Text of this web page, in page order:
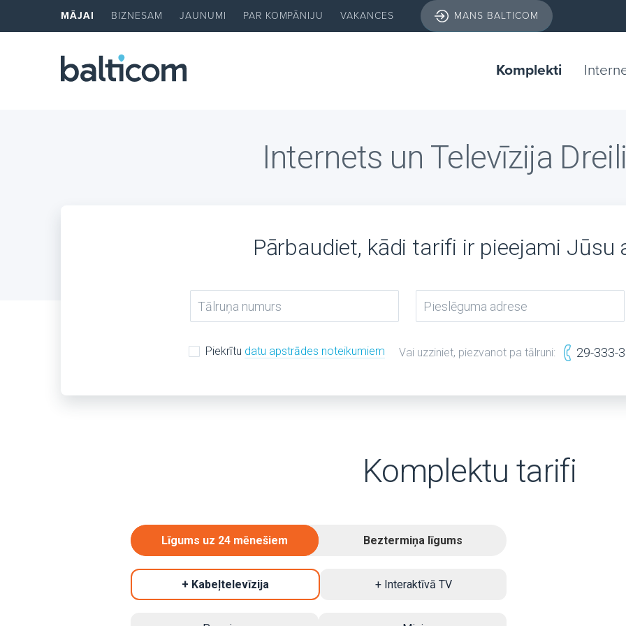
MĀJAI BIZNESAM JAUNUMI PAR KOMPĀNIJU VAKANCES MANS BALTICOM
Komplekti
Internets un Televīzija
Pārbaudiet, kādi tarifi ir pieejami Jūsu
Piekrītu datu apstrādes noteikumiem Vai uzziniet, piezvanot pa tālruni: 29-333-
Komplektu tarifi
Līgums uz 24 mēnešiem Beztermiņa līgums
+ Kabeļtelevīzija + Interaktīvā TV